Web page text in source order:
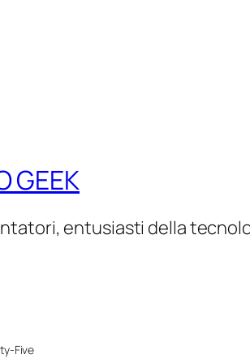
GEEK
entusiasti della
Five